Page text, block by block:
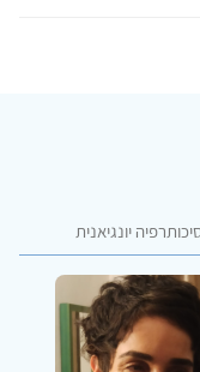
יונגיאנית